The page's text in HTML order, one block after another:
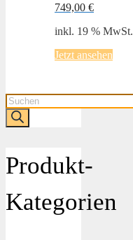
749,00 €
inkl. 19 % MwSt.
Jetzt ansehen
Products
search
Produkt-
Kategorien